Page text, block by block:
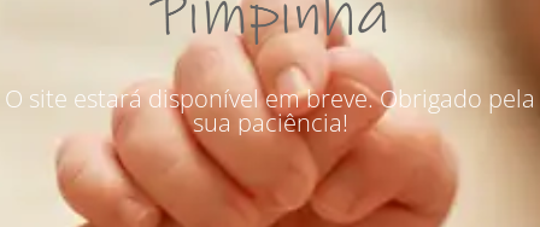
O site estará disponível em breve. Obrigado pela
sua paciência!